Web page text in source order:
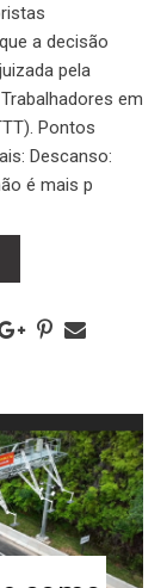
a decisão
pela
em
Pontos
Descanso:
é mais p